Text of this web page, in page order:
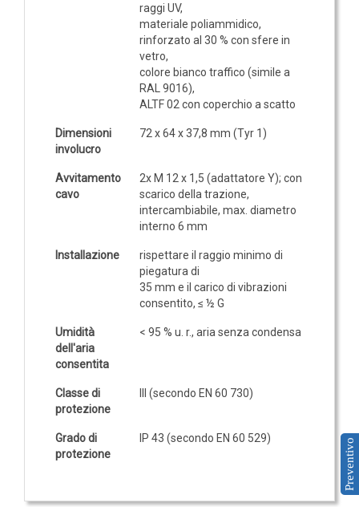
raggi UV,
materiale poliammidico,
rinforzato al 30 % con sfere in
vetro,
colore bianco traffico (simile a
RAL 9016),
ALTF 02 con coperchio a scatto
Dimensioni
involucro
72 x 64 x 37,8 mm (Tyr 1)
Avvitamento
cavo
2x M 12 x 1,5 (adattatore Y); con
scarico della trazione,
intercambiabile, max. diametro
interno 6 mm
Installazione
rispettare il raggio minimo di
piegatura di
35 mm e il carico di vibrazioni
consentito, ≤ ½ G
Umidità
dell'aria
consentita
< 95 % u. r., aria senza condensa
Classe di
protezione
III (secondo EN 60 730)
Grado di
protezione
IP 43 (secondo EN 60 529)
H2 in condotto
CO ambiente
Preventivo